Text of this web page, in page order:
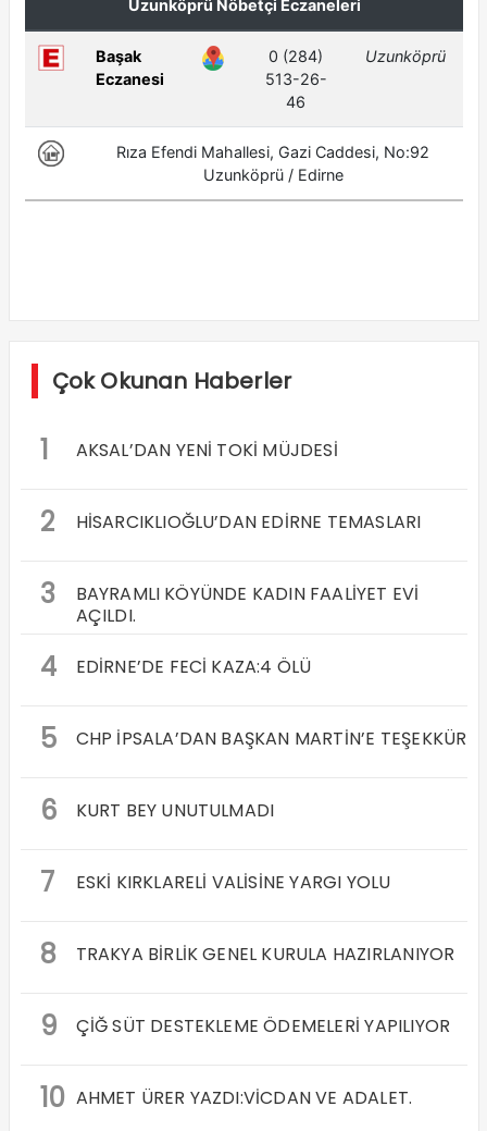
Çok Okunan Haberler
1 AKSAL’DAN YENİ TOKİ MÜJDESİ
2 HİSARCIKLIOĞLU’DAN EDİRNE TEMASLARI
3
BAYRAMLI KÖYÜNDE KADIN FAALİYET EVİ
AÇILDI.
4 EDİRNE’DE FECİ KAZA:4 ÖLÜ
5 CHP İPSALA’DAN BAŞKAN MARTİN’E TEŞEKKÜR
6 KURT BEY UNUTULMADI
7 ESKİ KIRKLARELİ VALİSİNE YARGI YOLU
8 TRAKYA BİRLİK GENEL KURULA HAZIRLANIYOR
9 ÇİĞ SÜT DESTEKLEME ÖDEMELERİ YAPILIYOR
10 AHMET ÜRER YAZDI:VİCDAN VE ADALET.